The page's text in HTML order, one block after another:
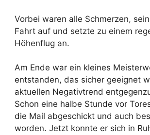
Vorbei waren alle Schmerzen,
Fahrt auf und setzte zu einem
Höhenflug an.
Am Ende war ein kleines
entstanden, das sicher geeignet
aktuellen Negativtrend
Schon eine halbe Stunde vor
die Mail abgeschickt und auch
worden. Jetzt konnte er sich in